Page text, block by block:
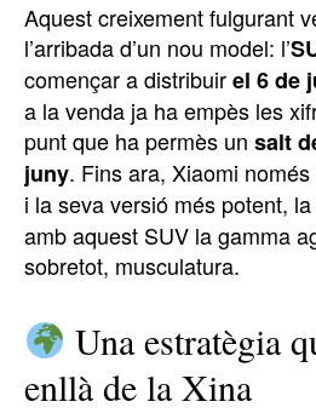
Aquest creixement fulgurant
l’arribada d’un nou model: l’
començar a distribuirel 6 de
a la venda ja ha empès les
punt que ha permès un salt
juny. Fins ara, Xiaomi
i la seva versió més potent, la
amb aquest SUV la gamma
sobretot, musculatura.
Una estratègia
enllà de la Xina